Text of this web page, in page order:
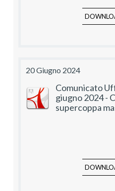
20 Giugno 2024
Comunicato
giugno 2024 -
supercoppa